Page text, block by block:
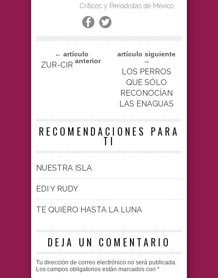
Críticos y Periodistas de México.
← artículo
anterior
ZUR-CIR
artículo siguiente
→
LOS PERROS
QUE SÓLO
RECONOCÍAN
LAS ENAGUAS
RECOMENDACIONES PARA
TI
NUESTRA ISLA
EDI Y RUDY
TE QUIERO HASTA LA LUNA
DEJA UN COMENTARIO
Tu dirección de correo electrónico no será publicada.
Los campos obligatorios están marcados con *